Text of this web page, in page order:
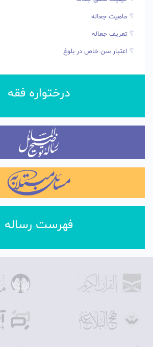
ماهیت جعاله
تعریف جعاله
اعتبار سن خاص در بلوغ
درختواره فقه
فهرست رساله